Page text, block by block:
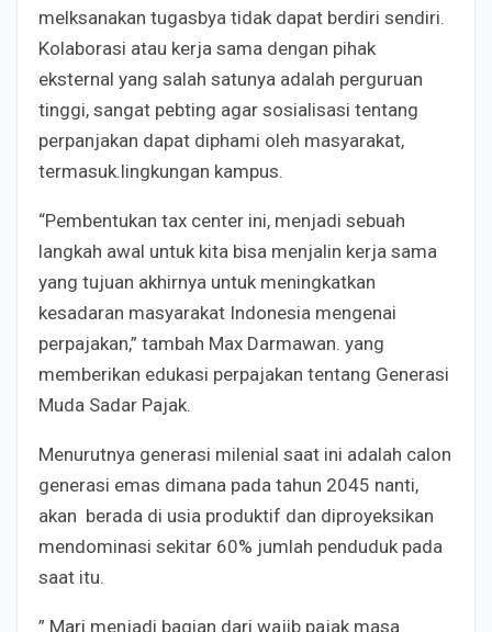
melksanakan tugasbya tidak dapat berdiri sendiri.
Kolaborasi atau kerja sama dengan pihak
eksternal yang salah satunya adalah perguruan
tinggi, sangat pebting agar sosialisasi tentang
perpanjakan dapat diphami oleh masyarakat,
termasuk.lingkungan kampus.
“Pembentukan tax center ini, menjadi sebuah
langkah awal untuk kita bisa menjalin kerja sama
yang tujuan akhirnya untuk meningkatkan
kesadaran masyarakat Indonesia mengenai
perpajakan,” tambah Max Darmawan. yang
memberikan edukasi perpajakan tentang Generasi
Muda Sadar Pajak.
Menurutnya generasi milenial saat ini adalah calon
generasi emas dimana pada tahun 2045 nanti,
akan berada di usia produktif dan diproyeksikan
mendominasi sekitar 60% jumlah penduduk pada
saat itu.
” Mari menjadi bagian dari wajib pajak masa